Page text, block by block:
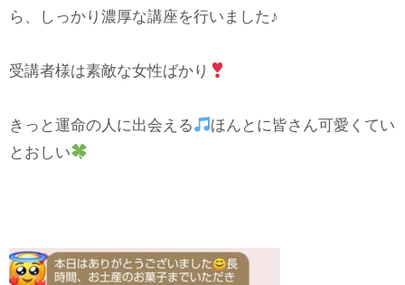
ら、しっかり濃厚な講座を行いました♪
受講者様は素敵な女性ばかり
きっと運命の人に出会える
ほんとに皆さん可愛くてい
とおしい